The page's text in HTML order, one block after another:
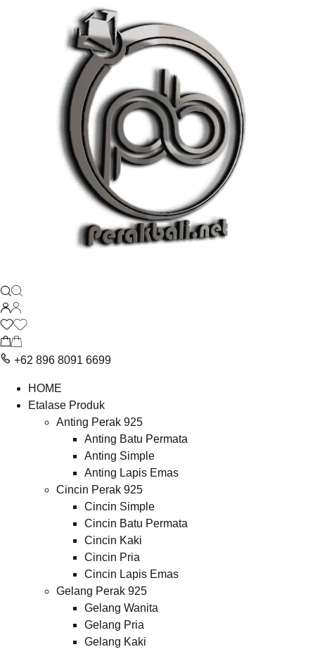
+62 896 8091 6699
HOME
Etalase Produk
Anting Perak 925
Anting Batu Permata
Anting Simple
Anting Lapis Emas
Cincin Perak 925
Cincin Simple
Cincin Batu Permata
Cincin Kaki
Cincin Pria
Cincin Lapis Emas
Gelang Perak 925
Gelang Wanita
Gelang Pria
Gelang Kaki